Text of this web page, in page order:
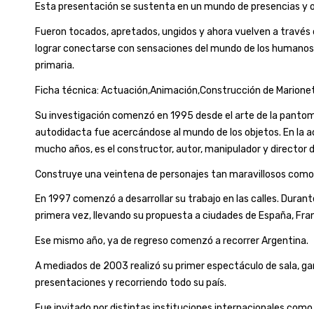
Esta presentación se sustenta en un mundo de presencias y
Fueron tocados, apretados, ungidos y ahora vuelven a
lograr conectarse con sensaciones del mundo de los
primaria.
Ficha técnica: Actuación,Animación,Construcción de
Su investigación comenzó en 1995 desde el arte de la
autodidacta fue acercándose al mundo de los objetos. En la
mucho años, es el constructor, autor, manipulador y director
Construye una veintena de personajes tan maravillosos
En 1997 comenzó a desarrollar su trabajo en las calles.
primera vez, llevando su propuesta a ciudades de España,
Ese mismo año, ya de regreso comenzó a recorrer Argentina.
A mediados de 2003 realizó su primer espectáculo de sala,
presentaciones y recorriendo todo su país.